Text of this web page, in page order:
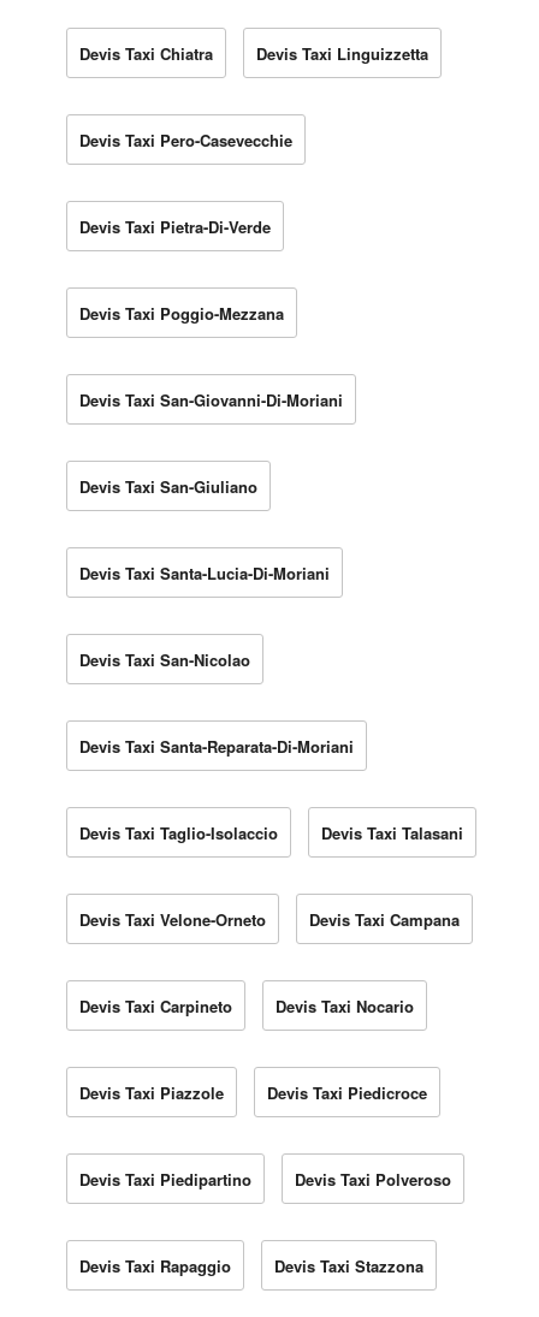
Devis Taxi Chiatra Devis Taxi Linguizzetta
Devis Taxi Pero-Casevecchie
Devis Taxi Pietra-Di-Verde
Devis Taxi Poggio-Mezzana
Devis Taxi San-Giovanni-Di-Moriani
Devis Taxi San-Giuliano
Devis Taxi Santa-Lucia-Di-Moriani
Devis Taxi San-Nicolao
Devis Taxi Santa-Reparata-Di-Moriani
Devis Taxi Taglio-Isolaccio Devis Taxi Talasani
Devis Taxi Velone-Orneto Devis Taxi Campana
Devis Taxi Carpineto Devis Taxi Nocario
Devis Taxi Piazzole Devis Taxi Piedicroce
Devis Taxi Piedipartino Devis Taxi Polveroso
Devis Taxi Rapaggio Devis Taxi Stazzona